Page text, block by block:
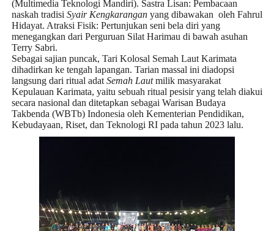
(Multimedia Teknologi Mandiri). Sastra Lisan: Pembacaan
naskah tradisi Syair Kengkaranganyang dibawakan oleh Fahrul
Hidayat. Atraksi Fisik: Pertunjukan seni bela diri yang
menegangkan dari Perguruan Silat Harimau di bawah asuhan
Terry Sabri.
Sebagai sajian puncak, Tari Kolosal Semah Laut Karimata
dihadirkan ke tengah lapangan. Tarian massal ini diadopsi
langsung dari ritual adat Semah Lautmilik masyarakat
Kepulauan Karimata, yaitu sebuah ritual pesisir yang telah diakui
secara nasional dan ditetapkan sebagai Warisan Budaya
Takbenda (WBTb) Indonesia oleh Kementerian Pendidikan,
Kebudayaan, Riset, dan Teknologi RI pada tahun 2023 lalu.